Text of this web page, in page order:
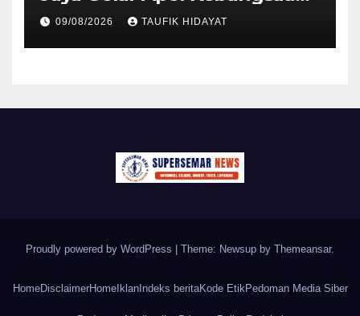
“Jaga Jakarta untuk
Indonesia
09/08/2026 TAUFIK HIDAYAT
Proudly powered by WordPress Theme: Newsup by Themeansar.
HomeDisclaimerHomeIklanIndeks beritaKode Etik Pedoman Media Siber